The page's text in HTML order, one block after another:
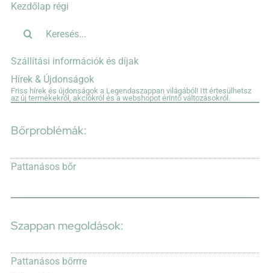
Kezdőlap régi
Szállítási információk és díjak
Hírek & Újdonságok
Friss hírek és újdonságok a Legendaszappan világából! Itt értesülhetsz
az új termékekről, akciókról és a webshopot érintő változásokról.
Bőrproblémák:
Pattanásos bőr
Szappan megoldások:
Pattanásos bőrrre